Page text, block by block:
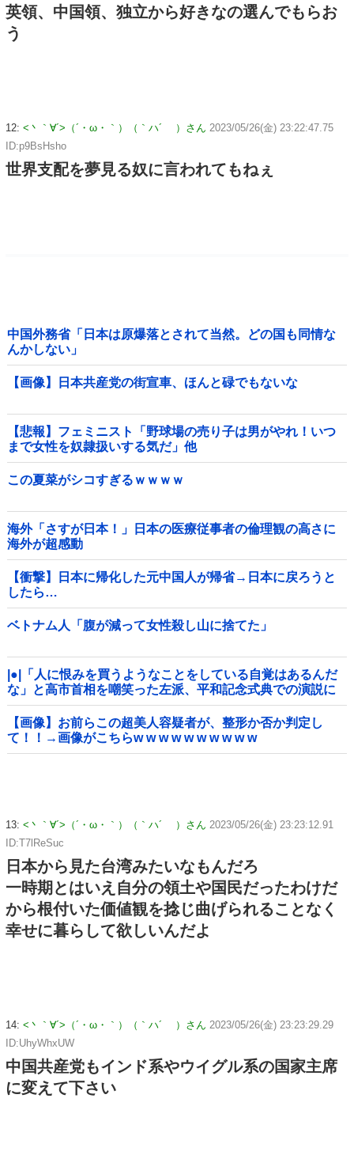
英領、中国領、独立から好きなの選んでもらお
う
12: <丶｀∀´>（´・ω・｀）（｀ハ´ ）さん 2023/05/26(金) 23:22:47.75
ID:p9BsHsho
世界支配を夢見る奴に言われてもねぇ
中国外務省「日本は原爆落とされて当然。どの国も同情な
んかしない」
【画像】日本共産党の街宣車、ほんと碌でもないな
【悲報】フェミニスト「野球場の売り子は男がやれ！いつ
まで女性を奴隷扱いする気だ」他
この夏菜がシコすぎるｗｗｗｗ
海外「さすが日本！」日本の医療従事者の倫理観の高さに
海外が超感動
【衝撃】日本に帰化した元中国人が帰省→日本に戻ろうと
したら…
ベトナム人「腹が減って女性殺し山に捨てた」
|●|「人に恨みを買うようなことをしている自覚はあるんだ
な」と高市首相を嘲笑った左派、平和記念式典での演説に
ケチを付けるも……
【画像】お前らこの超美人容疑者が、整形か否か判定し
て！！→画像がこちらw w w w w w w w w w
13: <丶｀∀´>（´・ω・｀）（｀ハ´ ）さん 2023/05/26(金) 23:23:12.91
ID:T7lReSuc
日本から見た台湾みたいなもんだろ
一時期とはいえ自分の領土や国民だったわけだ
から根付いた価値観を捻じ曲げられることなく
幸せに暮らして欲しいんだよ
14: <丶｀∀´>（´・ω・｀）（｀ハ´ ）さん 2023/05/26(金) 23:23:29.29
ID:UhyWhxUW
中国共産党もインド系やウイグル系の国家主席
に変えて下さい